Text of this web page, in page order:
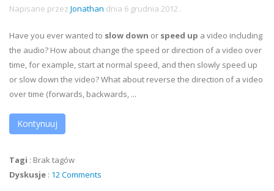
Napisane przez Jonathan dnia 6 grudnia 2012 .
Have you ever wanted to slow down or speed up a video including
the audio? How about change the speed or direction of a video over
time, for example, start at normal speed, and then slowly speed up
or slow down the video? What about reverse the direction of a video
over time (forwards, backwards, ...
Kontynuuj
Tagi : Brak tagów
Dyskusje : 12 Comments